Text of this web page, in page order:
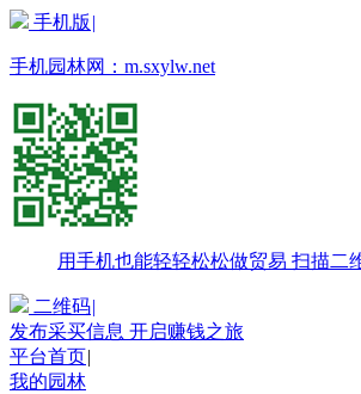
手机版 |
手机园林网： m.sxylw.net
用手机也能轻轻松松做贸易 扫描二
二维码|
发布采买信息 开启赚钱之旅
平台首页|
我的园林